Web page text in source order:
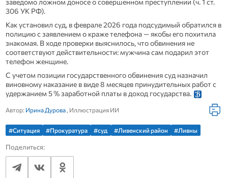
заведомо ложном доносе о совершенном преступлении (ч. 1 ст.
306 УК РФ).
Как установил суд, в феврале 2026 года подсудимый обратился в
полицию с заявлением о краже телефона — якобы его похитила
знакомая. В ходе проверки выяснилось, что обвинения не
соответствуют действительности: мужчина сам подарил этот
телефон женщине.
С учетом позиции государственного обвинения суд назначил
виновному наказание в виде 8 месяцев принудительных работ с
удержанием 5 % заработной платы в доход государства.
Автор: Ирина Дурова, Иллюстрация ИИ
#Ситуация #Прокуратура #суд #Ливенский район #Ливны
Поделиться: